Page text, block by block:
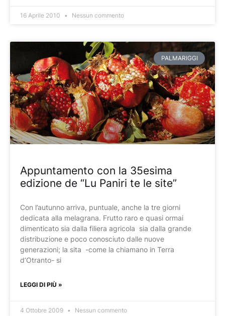
16 Aprile 2010 Nessun commento
PALMARIGGI
Appuntamento con la 35esima
edizione de “Lu Paniri te le site”
Con l’autunno arriva, puntuale, anche la tre giorni
dedicata alla melagrana. Frutto raro e quasi ormai
dimenticato sia dalla filiera agricola sia dalla grande
distribuzione e poco conosciuto dalle nuove
generazioni; la sita -come la chiamano in Terra
d’Otranto- si
LEGGI DI PIÙ »
4 Ottobre 2009 Nessun commento